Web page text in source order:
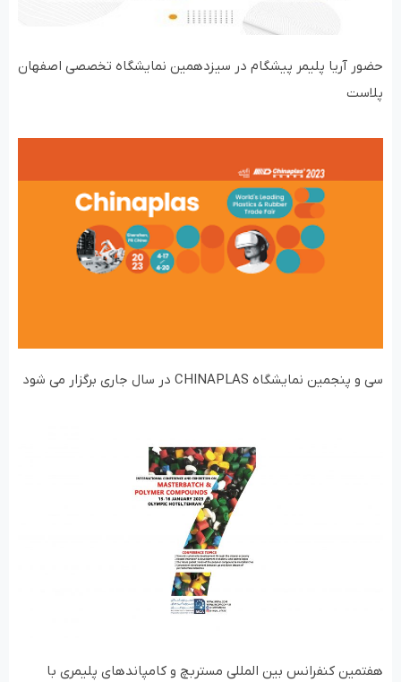
حضور آریا پلیمر پیشگام در سیزدهمین نمایشگاه تخصصی اصفهان
پلاست
سی و پنجمین نمایشگاه CHINAPLAS در سال جاری برگزار می شود
هفتمین کنفرانس بین المللی مستربچ و کامپاندهای پلیمری با